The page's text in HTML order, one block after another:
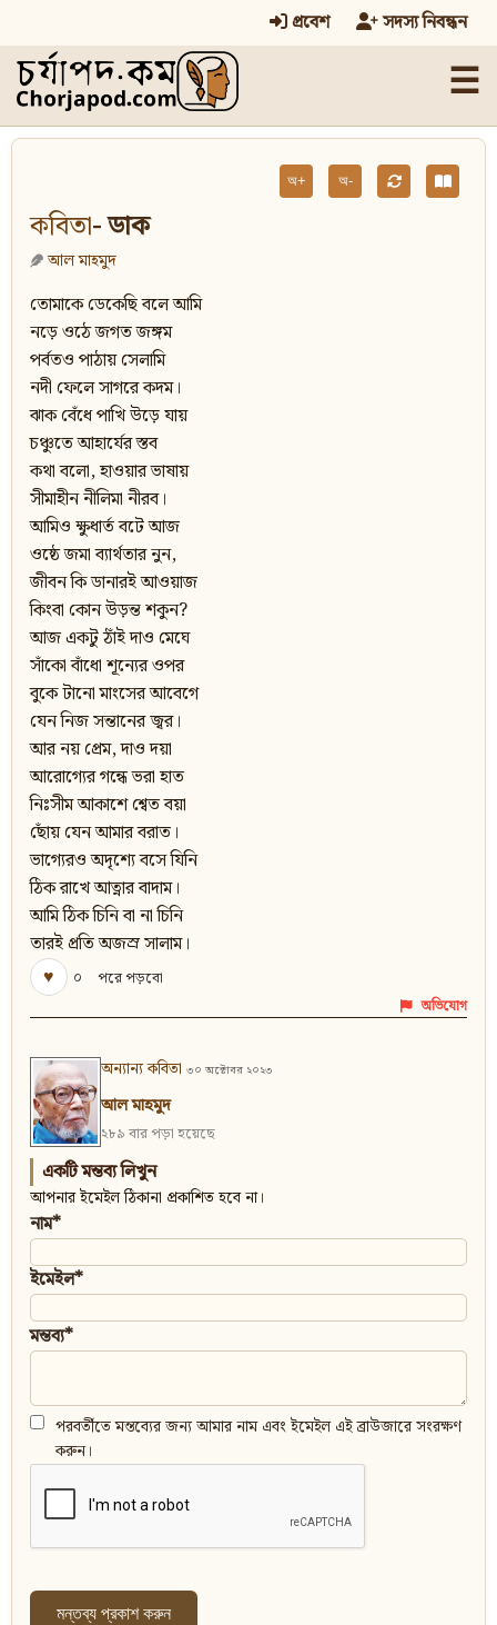
প্রবেশ সদস্য নিবন্ধন
☰
অ+ অ-
কবিতা- ডাক
আল মাহমুদ
তোমাকে ডেকেছি বলে আমি
নড়ে ওঠে জগত জঙ্গম
পর্বতও পাঠায় সেলামি
নদী ফেলে সাগরে কদম।
ঝাক বেঁধে পাখি উড়ে যায়
চঞ্চুতে আহার্যের স্তব
কথা বলো, হাওয়ার ভাষায়
সীমাহীন নীলিমা নীরব।
আমিও ক্ষুধার্ত বটে আজ
ওষ্ঠে জমা ব্যার্থতার নুন,
জীবন কি ডানারই আওয়াজ
কিংবা কোন উড়ন্ত শকুন?
আজ একটু ঠাঁই দাও মেঘে
সাঁকো বাঁধো শূন্যের ওপর
বুকে টানো মাংসের আবেগে
যেন নিজ সন্তানের জ্বর।
আর নয় প্র‍েম, দাও দয়া
আরোগ্যের গন্ধে ভরা হাত
নিঃসীম আকাশে শ্বেত বয়া
ছোঁয় যেন আমার বরাত।
ভাগ্যেরও অদৃশ্যে বসে যিনি
ঠিক রাখে আত্নার বাদাম।
আমি ঠিক চিনি বা না চিনি
তারই প্র‍তি অজস্র‍ সালাম।
♥
০ পরে পড়বো
অভিযোগ
অন্যান্য কবিতা ৩০ অক্টোবর ২০২৩
আল মাহমুদ
২৮৯ বার পড়া হয়েছে
একটি মন্তব্য লিখুন
আপনার ইমেইল ঠিকানা প্রকাশিত হবে না।
নাম*
ইমেইল*
মন্তব্য*
পরবর্তীতে মন্তব্যের জন্য আমার নাম এবং ইমেইল এই ব্রাউজারে সংরক্ষণ
করুন।